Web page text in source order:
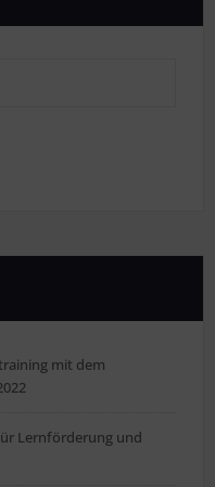
mit dem
Lernförderung und